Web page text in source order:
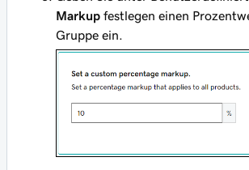
Markup festlegen einen
Gruppe ein.